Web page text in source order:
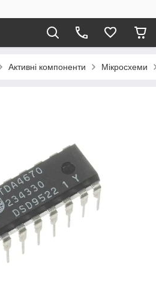
Активні компоненти Мікросхеми